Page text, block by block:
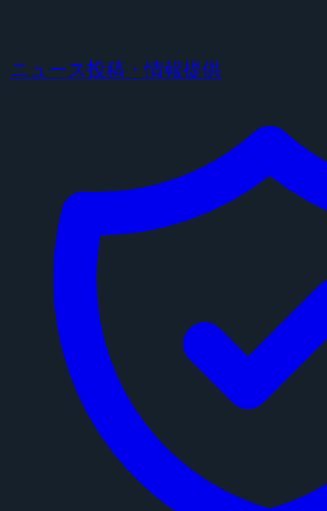
ニュース投稿・情報提供